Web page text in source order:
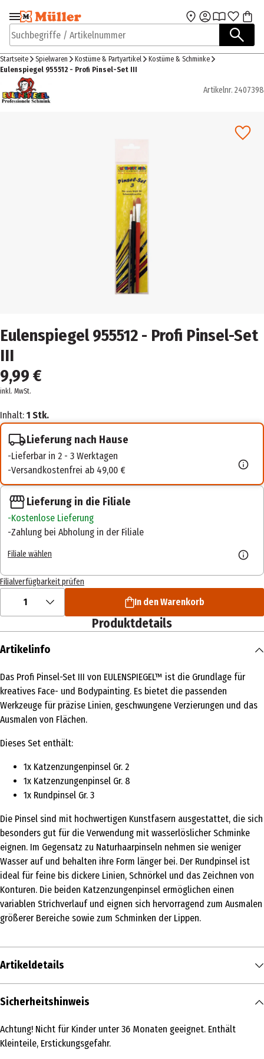
Zur Navigation
springen
Zum Hauptinhalt
Suchbegriffe / Artikelnummer
Startseite Spielwaren Kostüme & Partyartikel
Kostüme & Schminke
Eulenspiegel 955512 - Profi Pinsel-Set III
Artikelnr. 2407398
Eulenspiegel 955512 - Profi Pinsel-Set
III
9,99 €
inkl. MwSt.
Inhalt: 1 Stk.
Lieferung nach Hause
Lieferbar in 2 - 3 Werktagen
Versandkostenfrei ab 49,00 €
Lieferung in die Filiale
Kostenlose Lieferung
Zahlung bei Abholung in der Filiale
Filiale wählen
Filialverfügbarkeit prüfen
1 In den Warenkorb
Produktdetails
Artikelinfo
Das Profi Pinsel-Set III von EULENSPIEGEL™ ist die Grundlage für
kreatives Face- und Bodypainting. Es bietet die passenden
Werkzeuge für präzise Linien, geschwungene Verzierungen und das
Ausmalen von Flächen.
Dieses Set enthält:
1x Katzenzungenpinsel Gr. 2
1x Katzenzungenpinsel Gr. 8
1x Rundpinsel Gr. 3
Die Pinsel sind mit hochwertigen Kunstfasern ausgestattet, die sich
besonders gut für die Verwendung mit wasserlöslicher Schminke
eignen. Im Gegensatz zu Naturhaarpinseln nehmen sie weniger
Wasser auf und behalten ihre Form länger bei. Der Rundpinsel ist
ideal für feine bis dickere Linien, Schnörkel und das Zeichnen von
Konturen. Die beiden Katzenzungenpinsel ermöglichen einen
variablen Strichverlauf und eignen sich hervorragend zum Ausmalen
größerer Bereiche sowie zum Schminken der Lippen.
Artikeldetails
Inhalt
Produkttyp
Sicherheitshinweis
Achtung! Nicht für Kinder unter 36 Monaten geeignet. Enthält
Kleinteile, Erstickungsgefahr.